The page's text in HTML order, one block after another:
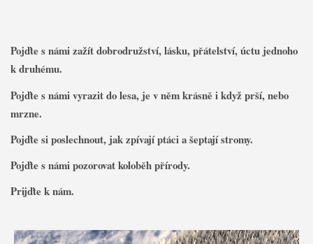
Pojďte s námi zažít dobrodružství, lásku, přátelství, úctu jednoho
k druhému.
Pojďte s námi vyrazit do lesa, je v něm krásně i když prší, nebo
mrzne.
Pojďte si poslechnout, jak zpívají ptáci a šeptají stromy.
Pojďte s námi pozorovat koloběh přírody.
Prijďte k nám.